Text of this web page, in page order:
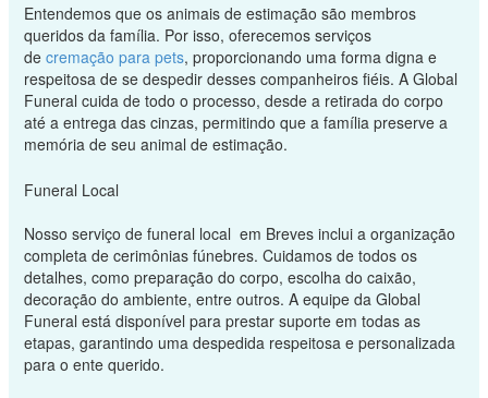
Entendemos que os animais de estimação são membros
queridos da família. Por isso, oferecemos serviços
de cremação para pets, proporcionando uma forma digna e
respeitosa de se despedir desses companheiros fiéis. A Global
Funeral cuida de todo o processo, desde a retirada do corpo
até a entrega das cinzas, permitindo que a família preserve a
memória de seu animal de estimação.
Funeral Local
Nosso serviço de funeral local em Breves inclui a organização
completa de cerimônias fúnebres. Cuidamos de todos os
detalhes, como preparação do corpo, escolha do caixão,
decoração do ambiente, entre outros. A equipe da Global
Funeral está disponível para prestar suporte em todas as
etapas, garantindo uma despedida respeitosa e personalizada
para o ente querido.